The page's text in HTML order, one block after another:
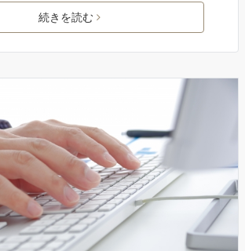
続きを読む